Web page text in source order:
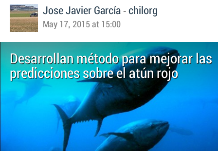
Jose Javier García - chilorg
May 17, 2015 at 15:00
Desarrollan método para mejorar las
predicciones sobre el atún rojo